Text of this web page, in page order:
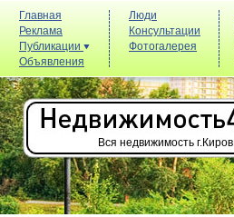
Главная
Реклама
Публикации
Объявления
Люди
Консультации
Фотогалерея
Вся недвижимость г.Киров